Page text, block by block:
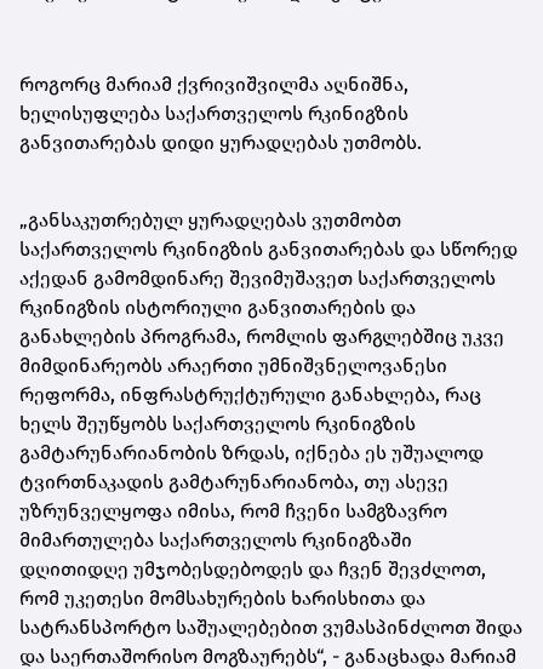
როგორც მარიამ ქვრივიშვილმა აღნიშნა,
ხელისუფლება საქართველოს რკინიგზის
განვითარებას დიდი ყურადღებას უთმობს.
„განსაკუთრებულ ყურადღებას ვუთმობთ
საქართველოს რკინიგზის განვითარებას და სწორედ
აქედან გამომდინარე შევიმუშავეთ საქართველოს
რკინიგზის ისტორიული განვითარების და
განახლების პროგრამა, რომლის ფარგლებშიც უკვე
მიმდინარეობს არაერთი უმნიშვნელოვანესი
რეფორმა, ინფრასტრუქტურული განახლება, რაც
ხელს შეუწყობს საქართველოს რკინიგზის
გამტარუნარიანობის ზრდას, იქნება ეს უშუალოდ
ტვირთნაკადის გამტარუნარიანობა, თუ ასევე
უზრუნველყოფა იმისა, რომ ჩვენი სამგზავრო
მიმართულება საქართველოს რკინიგზაში
დღითიდღე უმჯობესდებოდეს და ჩვენ შევძლოთ,
რომ უკეთესი მომსახურების ხარისხითა და
სატრანსპორტო საშუალებებით ვუმასპინძლოთ შიდა
და საერთაშორისო მოგზაურებს“, - განაცხადა მარიამ